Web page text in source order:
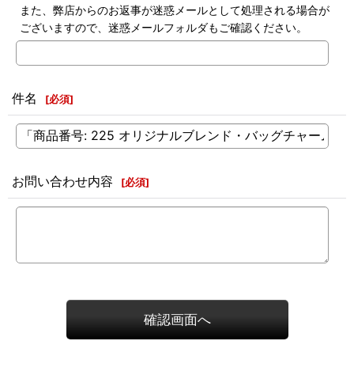
また、弊店からのお返事が迷惑メールとして処理される場合が
ございますので、迷惑メールフォルダもご確認ください。
件名 [必須]
お問い合わせ内容 [必須]
確認画面へ